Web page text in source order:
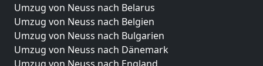
Umzug von Neuss nach Belarus
Umzug von Neuss nach Belgien
Umzug von Neuss nach Bulgarien
Umzug von Neuss nach Dänemark
Umzug von Neuss nach England